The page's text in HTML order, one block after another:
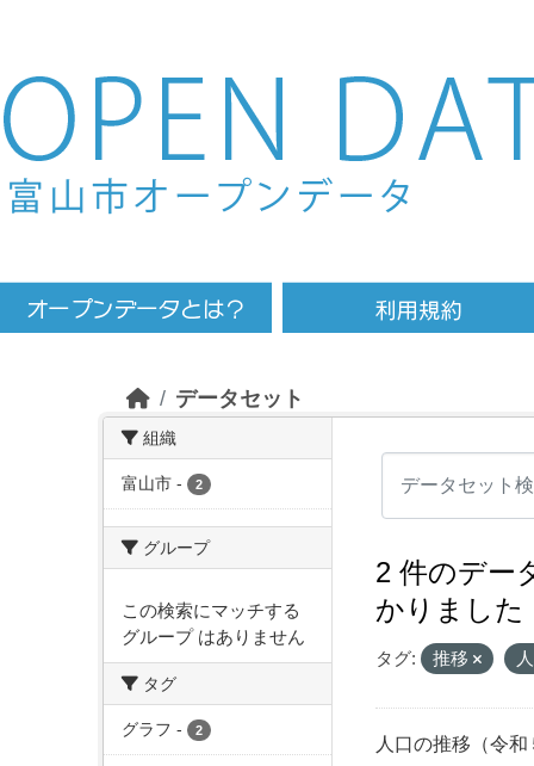
Skip to main content
データセット
組織
富山市 - 2
グループ
この検索にマッチする
グループ はありません
タグ
グラフ - 2
2 件のデー
かりました
タグ: 推移
人口の推移（令和